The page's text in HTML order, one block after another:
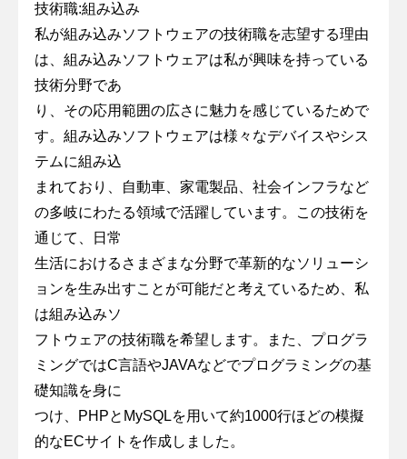
技術職:組み込み
私が組み込みソフトウェアの技術職を志望する理由
は、組み込みソフトウェアは私が興味を持っている
技術分野であ
り、その応用範囲の広さに魅力を感じているためで
す。組み込みソフトウェアは様々なデバイスやシス
テムに組み込
まれており、自動車、家電製品、社会インフラなど
の多岐にわたる領域で活躍しています。この技術を
通じて、日常
生活におけるさまざまな分野で革新的なソリューシ
ョンを生み出すことが可能だと考えているため、私
は組み込みソ
フトウェアの技術職を希望します。また、プログラ
ミングではC言語やJAVAなどでプログラミングの基
礎知識を身に
つけ、PHPとMySQLを用いて約1000行ほどの模擬
的なECサイトを作成しました。